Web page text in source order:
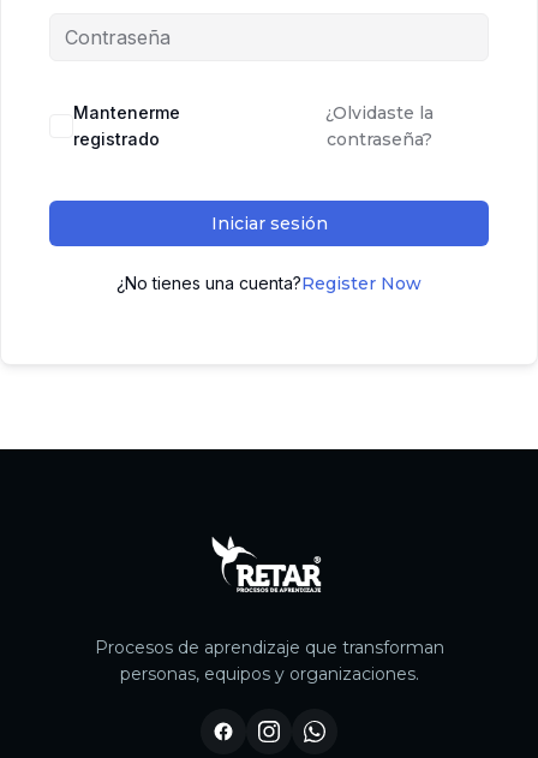
Mantenerme
registrado
¿Olvidaste la
contraseña?
Iniciar sesión
¿No tienes una cuenta?Register Now
Procesos de aprendizaje que transforman
personas, equipos y organizaciones.